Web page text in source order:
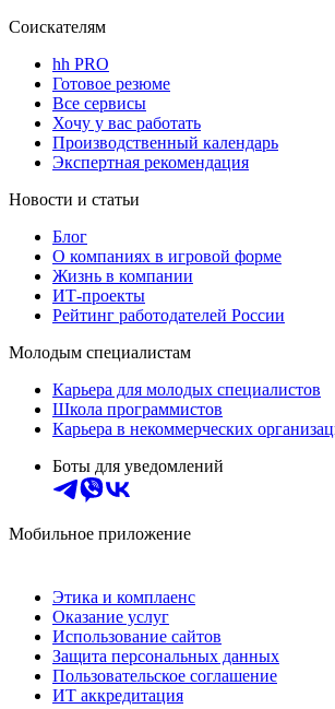
Соискателям
hh PRO
Готовое резюме
Все сервисы
Хочу у вас работать
Производственный календарь
Экспертная рекомендация
Новости и статьи
Блог
О компаниях в игровой форме
Жизнь в компании
ИТ-проекты
Рейтинг работодателей России
Молодым специалистам
Карьера для молодых специалистов
Школа программистов
Карьера в некоммерческих
Боты для уведомлений
Мобильное приложение
Этика и комплаенс
Оказание услуг
Использование сайтов
Защита персональных данных
Пользовательское соглашение
ИТ аккредитация